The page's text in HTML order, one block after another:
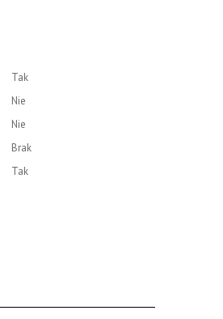
Tak
Nie
Nie
Brak
Tak